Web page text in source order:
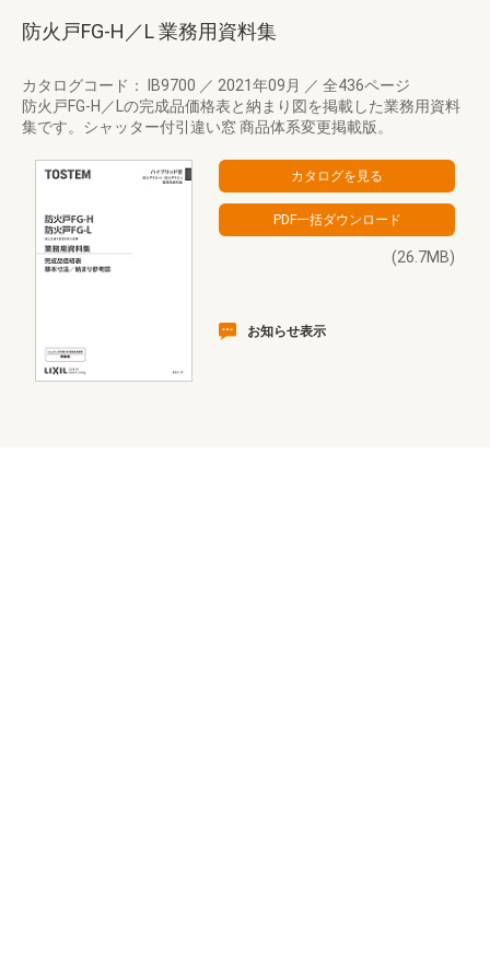
防火戸FG-H／L 業務用資料集
カタログコード： IB9700 ／ 2021年09月 ／ 全436ページ
防火戸FG-H／Lの完成品価格表と納まり図を掲載した業務用資料
集です。シャッター付引違い窓 商品体系変更掲載版。
(26.7MB)
お知らせ表示